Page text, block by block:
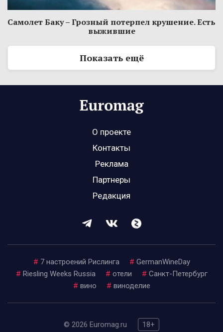
Самолет Баку – Грозный потерпел крушение. Есть
выжившие
Показать ещё
О проекте
Контакты
Реклама
Партнеры
Редакция
# 7 настроений Рислинга # GermanWineDay
# Riesling Weeks Russia # отели # Санкт-Петербург
# вино # виноделие
© 2026 Euromag.ru 18+